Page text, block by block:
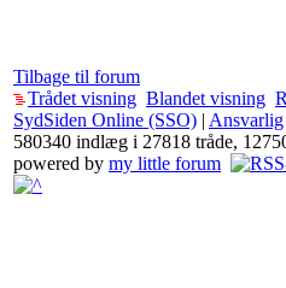
Tilbage til forum
Trådet visning Blandet visning
SydSiden Online (SSO) | Ansvarlig
580340 indlæg i 27818 tråde,
powered by my little forum